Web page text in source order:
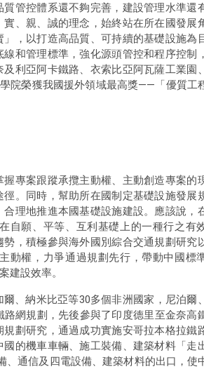
管控體系還不夠完善，建設管理水準還
、親、誠的理念，始終站在所在國發展
，以打造高品質、可持續的基礎設施為
和管理標準，強化源頭管控和程序控制
利亞阿卡鐵路、衣索比亞阿瓦薩工業園
院榮獲我國援外領域最高獎——「優質工
專案跟蹤承攬主動權、主動創造專案的
。同時，幫助所在國制定基礎設施發展
理地推進本國基礎設施建設。應該說，
自願、平等、互利基礎上的一種行之有
，積極參與海外國別綜合交通規劃研究
動權，力爭通過規劃先行，帶動中國標
建設效率。
、納米比亞等30多個非洲國家，尼泊爾
網規劃，先後參與了印度德里至金奈高
劃研究，通過成功實施安哥拉本格拉鐵
的機車車輛、施工裝備、建築材料「走
通信及四電設備、建築材料的出口，使